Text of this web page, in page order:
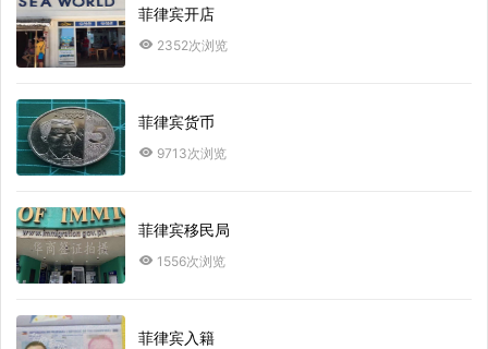
菲律宾开店
2352次浏览
菲律宾货币
9713次浏览
菲律宾移民局
1556次浏览
菲律宾入籍